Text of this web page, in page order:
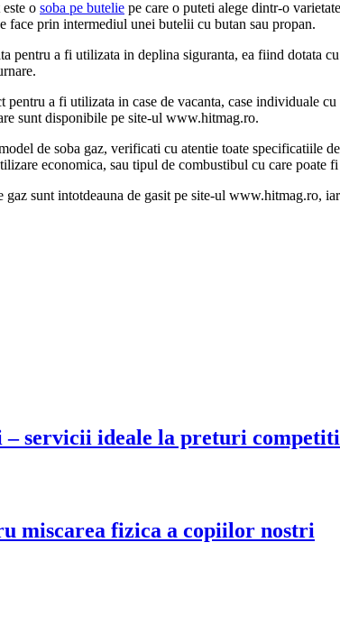
o soba pe butelie pe care o puteti alege dintr-o
face prin intermediul unei butelii cu butan sau propan.
pentru a fi utilizata in deplina siguranta, ea fiind dotata
pentru a fi utilizata in case de vacanta, case individuale
sunt disponibile pe site-ul www.hitmag.ro.
de soba gaz, verificati cu atentie toate specificatiile
economica, sau tipul de combustibul cu care poate
sunt intotdeauna de gasit pe site-ul www.hitmag.ro,
– servicii ideale la preturi
miscarea fizica a copiilor nostri